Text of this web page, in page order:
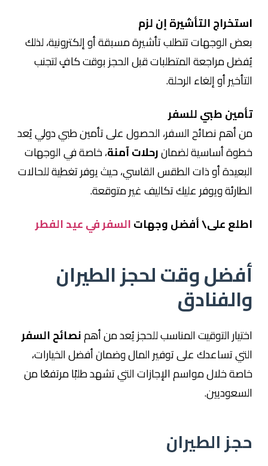
استخراج التأشيرة إن لزم
بعض الوجهات تتطلب تأشيرة مسبقة أو إلكترونية، لذلك
يُفضل مراجعة المتطلبات قبل الحجز بوقت كافٍ لتجنب
التأخير أو إلغاء الرحلة.
تأمين طبي للسفر
من أهم نصائح السفر، الحصول على تأمين طبي دولي يُعد
خطوة أساسية لضمانرحلات آمنة، خاصة في الوجهات
البعيدة أو ذات الطقس القاسي، حيث يوفر تغطية للحالات
الطارئة ويوفر عليك تكاليف غير متوقعة.
اطلع على\ أفضل وجهاتالسفر في عيد الفطر
أفضل وقت لحجز الطيران
والفنادق
اختيار التوقيت المناسب للحجز يُعد من أهمنصائح السفر
التي تساعدك على توفير المال وضمان أفضل الخيارات،
خاصة خلال مواسم الإجازات التي تشهد طلبًا مرتفعًا من
السعوديين.
حجز الطيران